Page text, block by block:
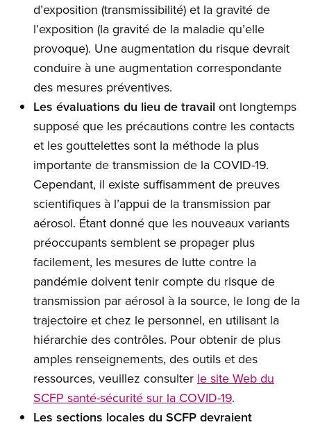
d’exposition (transmissibilité) et la gravité de
l’exposition (la gravité de la maladie qu’elle
provoque). Une augmentation du risque devrait
conduire à une augmentation correspondante
des mesures préventives.
Les évaluations du lieu de travail ont longtemps
supposé que les précautions contre les contacts
et les gouttelettes sont la méthode la plus
importante de transmission de la COVID-19.
Cependant, il existe suffisamment de preuves
scientifiques à l’appui de la transmission par
aérosol. Étant donné que les nouveaux variants
préoccupants semblent se propager plus
facilement, les mesures de lutte contre la
pandémie doivent tenir compte du risque de
transmission par aérosol à la source, le long de la
trajectoire et chez le personnel, en utilisant la
hiérarchie des contrôles. Pour obtenir de plus
amples renseignements, des outils et des
ressources, veuillez consulter le site Web du
SCFP santé-sécurité sur la COVID-19.
Les sections locales du SCFP devraient